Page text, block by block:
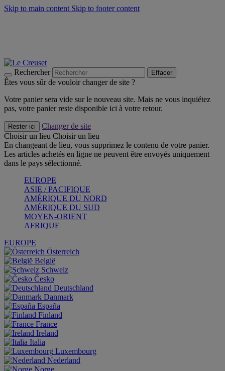
Skip to main content Skip to footer content
Rechercher Effacer
Êtes vous sûr de vouloir changer de site ?
Votre panier sera vide sur le nouveau site. Mais ne vous inquiétez
pas, votre panier reste disponible ici à votre retour.
Rester ici
Changer de site
Choisir un lieu Choisir un lieu
En changeant de lieu, vous supprimez le contenu de votre panier.
Les articles achetés en ligne ne peuvent être envoyés uniquement
dans le pays sélectionné.
EUROPE
ASIE / PACIFIQUE
AMÉRIQUE DU NORD
AMÉRIQUE DU SUD
MOYEN-ORIENT
AFRIQUE
EUROPE
Österreich
België
Schweiz
Česko
Deutschland
Danmark
España
Finland
France
Ireland
Italia
Luxembourg
Nederland
Norge